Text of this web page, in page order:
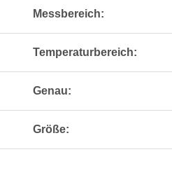
Messbereich:
Temperaturbereich:
Genau:
Größe: